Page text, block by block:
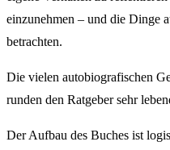
einzunehmen – und die Dinge
betrachten.
Die vielen autobiografischen
runden den Ratgeber sehr
Der Aufbau des Buches ist